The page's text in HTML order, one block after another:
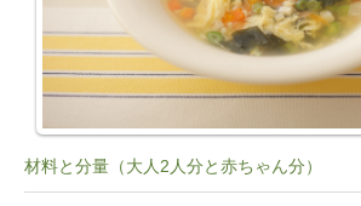
材料と分量（大人2人分と赤ちゃん分）